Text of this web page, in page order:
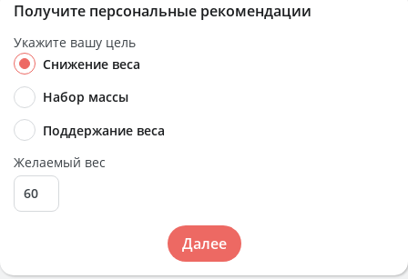
Получите персональные рекомендации
Укажите вашу цель
Снижение веса
Набор массы
Поддержание веса
Желаемый вес
Далее